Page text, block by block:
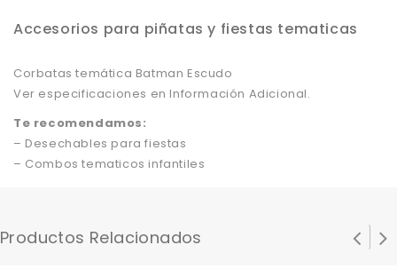
Accesorios para piñatas y fiestas tematicas
Corbatas temática Batman Escudo
Ver especificaciones en Información Adicional.
Te recomendamos:
– Desechables para fiestas
– Combos tematicos infantiles
Productos Relacionados